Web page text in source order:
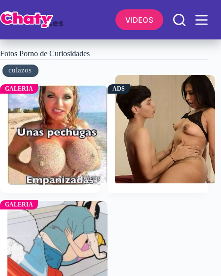
al
contenido
VIDEOS
Fotos Porno de Curiosidades
culazos
ADS